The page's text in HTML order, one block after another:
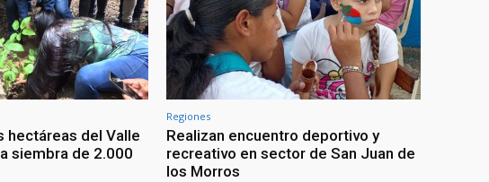
hectáreas del Valle
siembra de 2.000
Regiones
Realizan encuentro deportivo y
recreativo en sector de San Juan de
los Morros